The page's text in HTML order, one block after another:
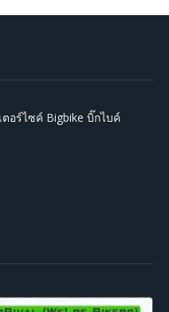
อร์ไซค์ Bigbike บิ๊กไบค์